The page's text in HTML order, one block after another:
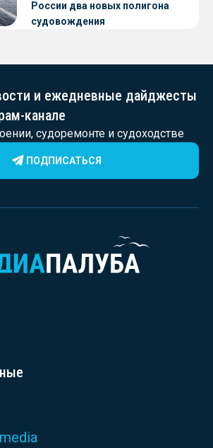
России два новых полигона
судовождения
и ежедневные дайджесты
канале
судоремонте и судоходстве
ПОДПИСАТЬСЯ